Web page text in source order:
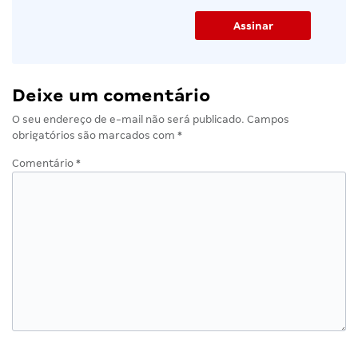
Deixe um comentário
O seu endereço de e-mail não será publicado. Campos
obrigatórios são marcados com *
Comentário *